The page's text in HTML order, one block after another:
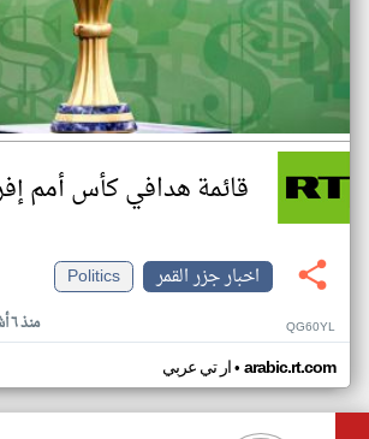
قائمة هدافي كأس أمم
اخبار جزر القمر
Politics
منذ ٦ أشهر QG60YL
ار تي عربي• arabic.rt.com